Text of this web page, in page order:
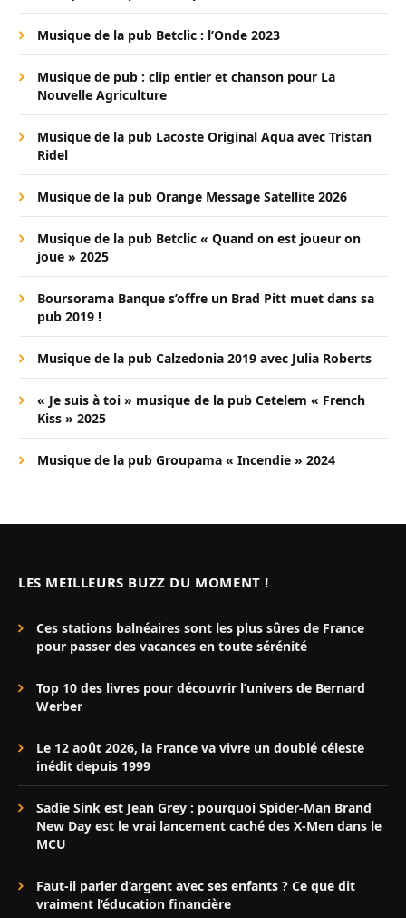
Musique de la pub Betclic : l’Onde 2023
Musique de pub : clip entier et chanson pour La
Nouvelle Agriculture
Musique de la pub Lacoste Original Aqua avec Tristan
Ridel
Musique de la pub Orange Message Satellite 2026
Musique de la pub Betclic « Quand on est joueur on
joue » 2025
Boursorama Banque s’offre un Brad Pitt muet dans sa
pub 2019 !
Musique de la pub Calzedonia 2019 avec Julia Roberts
« Je suis à toi » musique de la pub Cetelem « French
Kiss » 2025
Musique de la pub Groupama « Incendie » 2024
LES MEILLEURS BUZZ DU MOMENT !
Ces stations balnéaires sont les plus sûres de France
pour passer des vacances en toute sérénité
Top 10 des livres pour découvrir l’univers de Bernard
Werber
Le 12 août 2026, la France va vivre un doublé céleste
inédit depuis 1999
Sadie Sink est Jean Grey : pourquoi Spider-Man Brand
New Day est le vrai lancement caché des X-Men dans le
MCU
Faut-il parler d’argent avec ses enfants ? Ce que dit
vraiment l’éducation financière